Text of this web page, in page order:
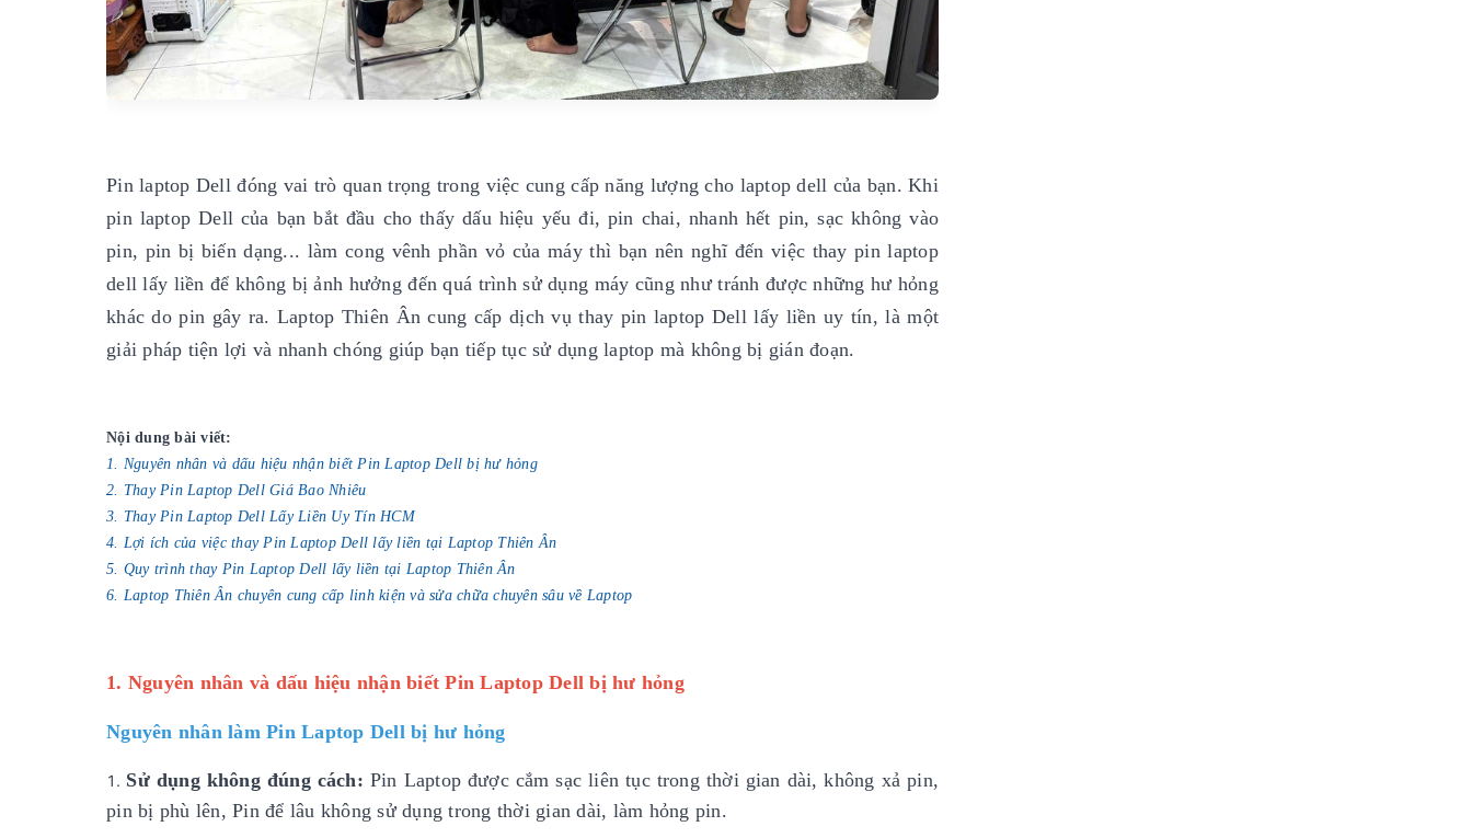
Pin laptop Dell đóng vai trò quan trọng trong việc cung cấp năng lượng cho laptop dell của bạn. Khi
pin laptop Dell của bạn bắt đầu cho thấy dấu hiệu yếu đi, pin chai, nhanh hết pin, sạc không vào
pin, pin bị biến dạng... làm cong vênh phần vỏ của máy thì bạn nên nghĩ đến việc thay pin laptop
dell lấy liền để không bị ảnh hưởng đến quá trình sử dụng máy cũng như tránh được những hư hỏng
khác do pin gây ra. Laptop Thiên Ân cung cấp dịch vụ thay pin laptop Dell lấy liền uy tín, là một
giải pháp tiện lợi và nhanh chóng giúp bạn tiếp tục sử dụng laptop mà không bị gián đoạn.
Nội dung bài viết:
1. Nguyên nhân và dấu hiệu nhận biết Pin Laptop Dell bị hư hỏng
2. Thay Pin Laptop Dell Giá Bao Nhiêu
3. Thay Pin Laptop Dell Lấy Liền Uy Tín HCM
4. Lợi ích của việc thay Pin Laptop Dell lấy liền tại Laptop Thiên Ân
5. Quy trình thay Pin Laptop Dell lấy liền tại Laptop Thiên Ân
6. Laptop Thiên Ân chuyên cung cấp linh kiện và sửa chữa chuyên sâu về Laptop
1. Nguyên nhân và dấu hiệu nhận biết Pin Laptop Dell bị hư hỏng
Nguyên nhân làm Pin Laptop Dell bị hư hỏng
Sử dụng không đúng cách: Pin Laptop được cắm sạc liên tục trong thời gian dài, không xả pin,
pin bị phù lên, Pin để lâu không sử dụng trong thời gian dài, làm hỏng pin.